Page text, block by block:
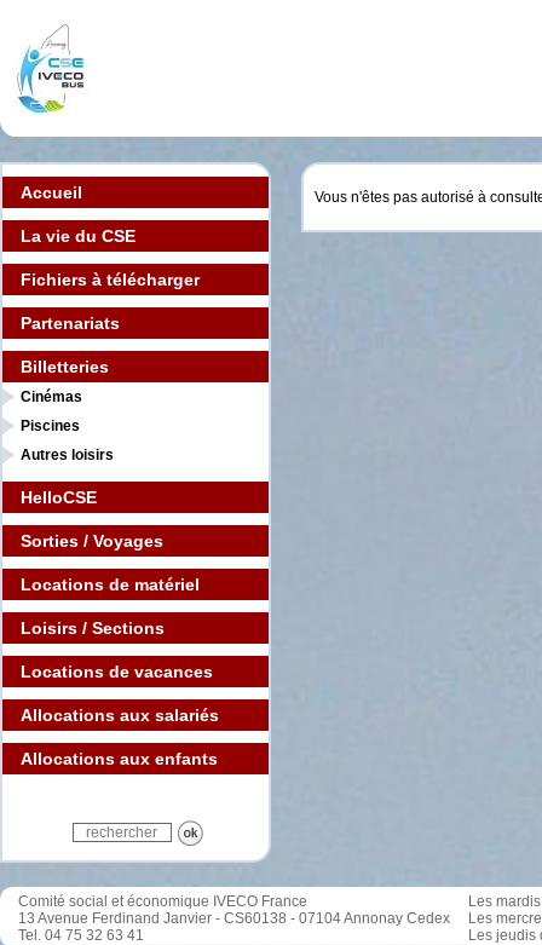
Accueil
La vie du CSE
Fichiers à télécharger
Partenariats
Billetteries
Cinémas
Piscines
Autres loisirs
HelloCSE
Sorties / Voyages
Locations de matériel
Loisirs / Sections
Locations de vacances
Allocations aux salariés
Allocations aux enfants
Vous n'êtes pas autorisé à
Comité social et économique IVECO France
13 Avenue Ferdinand Janvier - CS60138 - 07104 Annonay Cedex
Tel. 04 75 32 63 41
Les
Les
Les jeudis